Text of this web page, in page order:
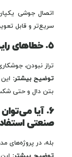
اتصال جوشی
سریع‌تر و قابل
۵. خطاهای رایج در نصب تیرآهن پل چیست؟
تراز نبودن،
توضیح بیشتر:
بتن دال و حتی
۶. آیا
صنعتی
بله، در پروژه‌های